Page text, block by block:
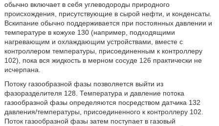
обычно включает в себя углеводороды природного
происхождения, присутствующие в сырой нефти, и конденсаты.
Вскипание обычно поддерживается при постоянных давлении и
температуре в кожухе 130 (например, подходящими
нагревающим и охлаждающим устройствами, вместе с
контроллером температуры, присоединенным к контроллеру
102), пока вся жидкость в мерном сосуде 126 практически не
исчерпана.
Потоку газообразной фазы позволяется выйти из
фазоразделителя 128. Температура и давление потока
газообразной фазы определяются посредством датчика 132
давления/температуры, присоединенного к контроллеру 102.
Поток газообразной фазы затем поступает в газовый